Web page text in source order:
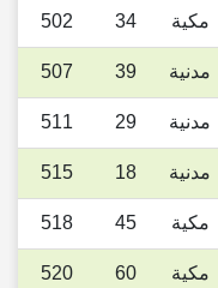
مكية 34
502
مدنية 39
507
مدنية 29
511
مدنية 18
515
مكية 45
518
مكية 60
520